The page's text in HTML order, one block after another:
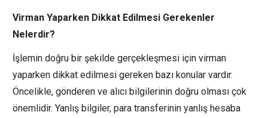
Virman Yaparken Dikkat Edilmesi Gerekenler
Nelerdir?
İşlemin doğru bir şekilde gerçekleşmesi için virman
yaparken dikkat edilmesi gereken bazı konular vardır.
Öncelikle, gönderen ve alıcı bilgilerinin doğru olması çok
önemlidir. Yanlış bilgiler, para transferinin yanlış hesaba